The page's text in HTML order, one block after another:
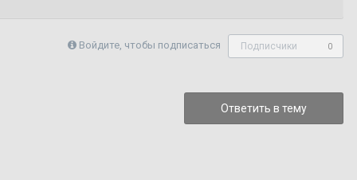
Войдите, чтобы подписаться Подписчики 0
Ответить в тему